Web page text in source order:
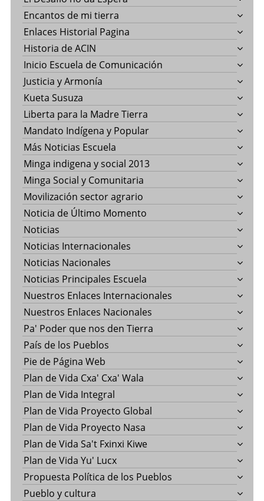
Encantos de mi tierra
Enlaces Historial Pagina
Historia de ACIN
Inicio Escuela de Comunicación
Justicia y Armonía
Kueta Susuza
Liberta para la Madre Tierra
Mandato Indígena y Popular
Más Noticias Escuela
Minga indigena y social 2013
Minga Social y Comunitaria
Movilización sector agrario
Noticia de Último Momento
Noticias
Noticias Internacionales
Noticias Nacionales
Noticias Principales Escuela
Nuestros Enlaces Internacionales
Nuestros Enlaces Nacionales
Pa' Poder que nos den Tierra
País de los Pueblos
Pie de Página Web
Plan de Vida Cxa' Cxa' Wala
Plan de Vida Integral
Plan de Vida Proyecto Global
Plan de Vida Proyecto Nasa
Plan de Vida Sa't Fxinxi Kiwe
Plan de Vida Yu' Lucx
Propuesta Política de los Pueblos
Pueblo y cultura